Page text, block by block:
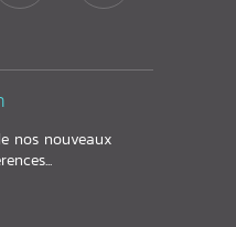
nos nouveaux